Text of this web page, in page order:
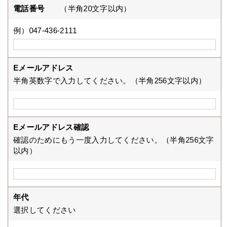
電話番号 （半角20文字以内）
例）047-436-2111
Eメールアドレス
半角英数字で入力してください。（半角256文字以内）
Eメールアドレス確認
確認のためにもう一度入力してください。（半角256文字
以内）
年代
選択してください